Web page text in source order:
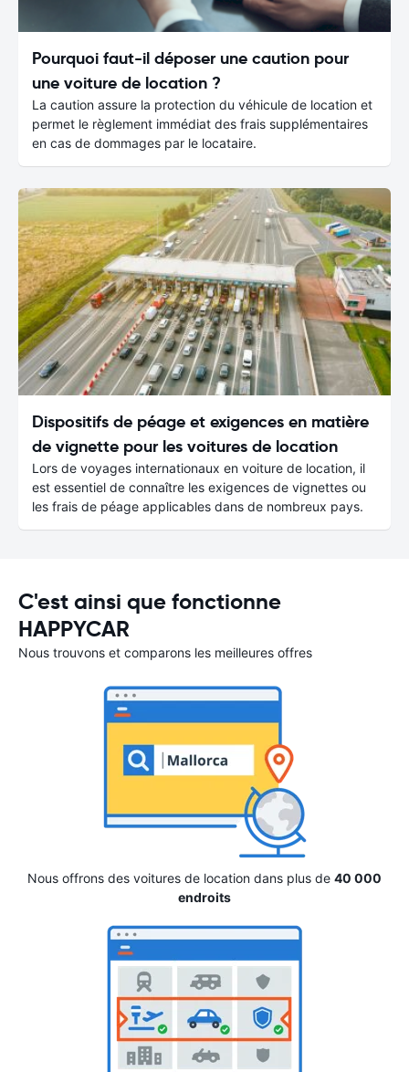
Pourquoi faut-il déposer une caution pour
une voiture de location ?
La caution assure la protection du véhicule de location et
permet le règlement immédiat des frais supplémentaires
en cas de dommages par le locataire.
Dispositifs de péage et exigences en matière
de vignette pour les voitures de location
Lors de voyages internationaux en voiture de location, il
est essentiel de connaître les exigences de vignettes ou
les frais de péage applicables dans de nombreux pays.
C'est ainsi que fonctionne
HAPPYCAR
Nous trouvons et comparons les meilleures offres
Nous offrons des voitures de location dans plus de 40 000
endroits